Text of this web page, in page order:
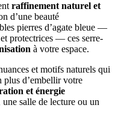
raffinement naturel et
d’une beauté
pierres d’agate bleue —
protectrices — ces serre-
à votre espace.
et motifs naturels qui
plus d’embellir votre
et énergie
salle de lecture ou un